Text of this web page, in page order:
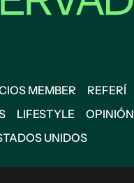
MEMBER REFERÍ
LIFESTYLE OPINIÓN
UNIDOS